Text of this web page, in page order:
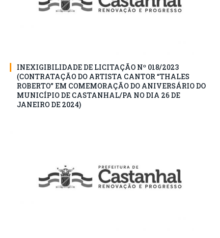
INEXIGIBILIDADE DE LICITAÇÃO Nº 018/2023
(CONTRATAÇÃO DO ARTISTA CANTOR “THALES
ROBERTO” EM COMEMORAÇÃO DO ANIVERSÁRIO DO
MUNICÍPIO DE CASTANHAL/PA NO DIA 26 DE
JANEIRO DE 2024)